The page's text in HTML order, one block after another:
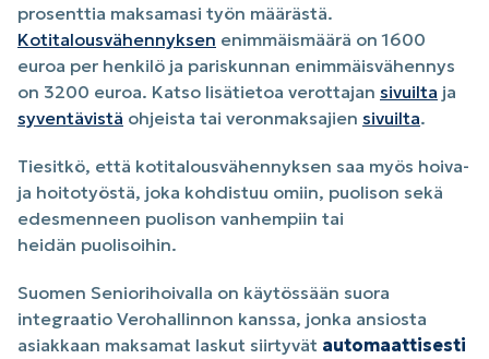
prosenttia maksamasi työn määrästä.
Kotitalousvähennyksen enimmäismäärä on 1600
euroa per henkilö ja pariskunnan enimmäisvähennys
on 3200 euroa. Katso lisätietoa verottajan sivuilta ja
syventävistä ohjeista tai veronmaksajien sivuilta.
Tiesitkö, että kotitalousvähennyksen saa myös hoiva-
ja hoitotyöstä, joka kohdistuu omiin, puolison sekä
edesmenneen puolison vanhempiin tai
heidän puolisoihin.
Suomen Seniorihoivalla on käytössään suora
integraatio Verohallinnon kanssa, jonka ansiosta
asiakkaan maksamat laskut siirtyvät automaattisesti